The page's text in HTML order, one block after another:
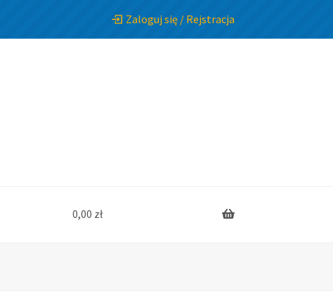
Zaloguj się / Rejstracja
0,00 zł